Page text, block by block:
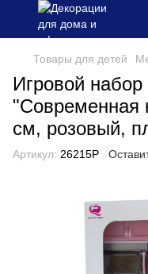
Товары для детей
Игровой набор
"Современная
см, розовый,
Артикул: 26215P